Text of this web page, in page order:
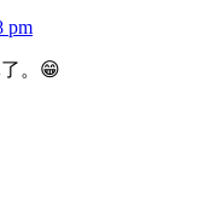
pm
。😁